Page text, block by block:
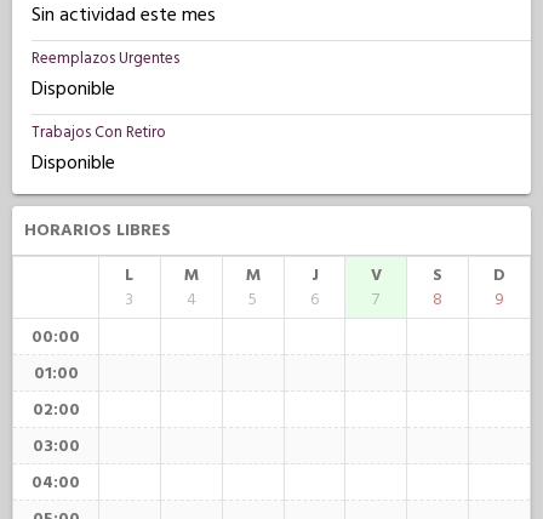
Sin actividad este mes
Reemplazos Urgentes
Disponible
Trabajos Con Retiro
Disponible
HORARIOS LIBRES
L
3
M
4
M
5
J
6
V
7
S
8
D
9
00:00
01:00
02:00
03:00
04:00